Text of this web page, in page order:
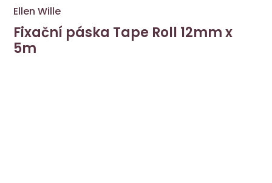
Ellen Wille
Fixační páska Tape Roll 12mm x
5m